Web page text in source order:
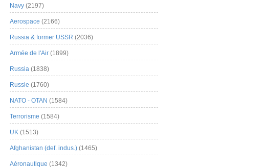
Navy (2197)
Aerospace (2166)
Russia & former USSR (2036)
Armée de l'Air (1899)
Russia (1838)
Russie (1760)
NATO - OTAN (1584)
Terrorisme (1584)
UK (1513)
Afghanistan (def. indus.) (1465)
Aéronautique (1342)